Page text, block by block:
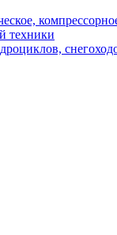
техники